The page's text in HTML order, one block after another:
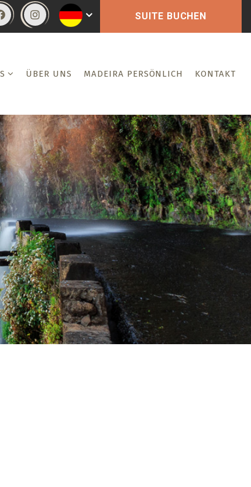
SUITE BUCHEN
ÜBER UNS MADEIRA PERSÖNLICH KONTAKT